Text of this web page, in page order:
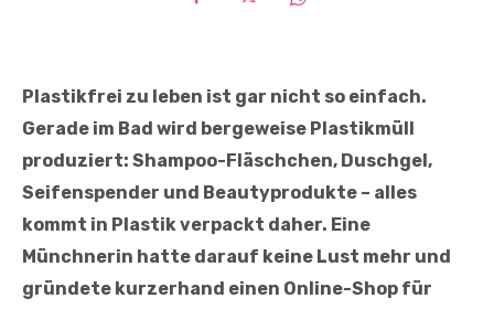
Plastikfrei zu leben ist gar nicht so einfach.
Gerade im Bad wird bergeweise Plastikmüll
produziert: Shampoo-Fläschchen, Duschgel,
Seifenspender und Beautyprodukte – alles
kommt in Plastik verpackt daher. Eine
Münchnerin hatte darauf keine Lust mehr und
gründete kurzerhand einen Online-Shop für